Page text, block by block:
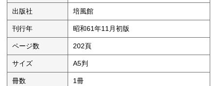
出版社 培風館
刊行年 昭和61年11月初版
ページ数 202頁
サイズ A5判
冊数 1冊